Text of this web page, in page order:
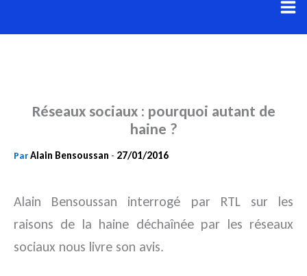
au
Réseaux sociaux : pourquoi autant de
haine ?
ParAlain Bensoussan - 27/01/2016
Alain Bensoussan interrogé par RTL sur les
raisons de la haine déchaînée par les réseaux
sociaux nous livre son avis.